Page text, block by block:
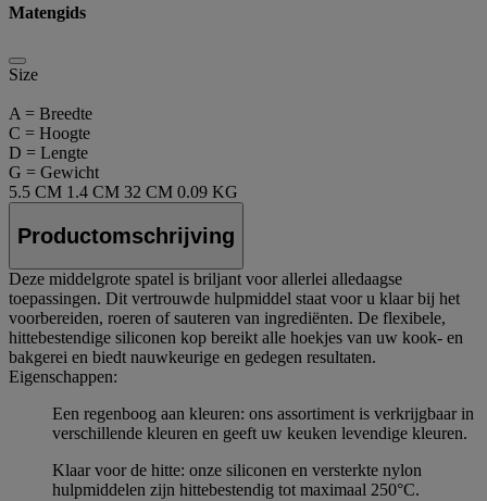
Matengids
Size
A = Breedte
C = Hoogte
D = Lengte
G = Gewicht
5.5 CM 1.4 CM 32 CM 0.09 KG
Productomschrijving
Deze middelgrote spatel is briljant voor allerlei alledaagse
toepassingen. Dit vertrouwde hulpmiddel staat voor u klaar bij het
voorbereiden, roeren of sauteren van ingrediënten. De flexibele,
hittebestendige siliconen kop bereikt alle hoekjes van uw kook- en
bakgerei en biedt nauwkeurige en gedegen resultaten.
Eigenschappen:
Een regenboog aan kleuren: ons assortiment is verkrijgbaar in
verschillende kleuren en geeft uw keuken levendige kleuren.
Klaar voor de hitte: onze siliconen en versterkte nylon
hulpmiddelen zijn hittebestendig tot maximaal 250°C.